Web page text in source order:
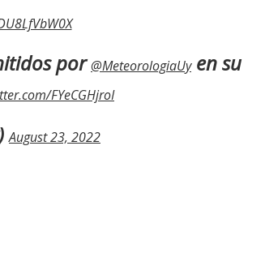
por@MeteorologiaUyen su
FYeCGHjroI
August 23, 2022